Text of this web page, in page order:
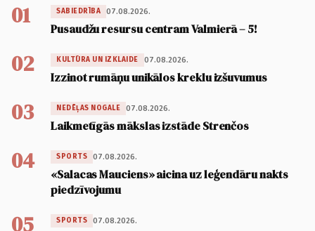
01 SABIEDRĪBA 07.08.2026.
Pusaudžu resursu centram Valmierā – 5!
02 KULTŪRA UN IZKLAIDE 07.08.2026.
Izzinot rumāņu unikālos kreklu izšuvumus
03 NEDĒĻAS NOGALE 07.08.2026.
Laikmetīgās mākslas izstāde Strenčos
04 SPORTS 07.08.2026.
«Salacas Mauciens» aicina uz leģendāru nakts
piedzīvojumu
05 SPORTS 07.08.2026.